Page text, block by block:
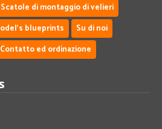
Scatole di montaggio di velieri
blueprints
Su di noi
Contatto ed ordinazione